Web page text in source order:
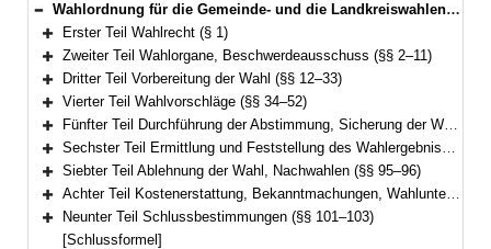
Bereich reduzieren
Wahlordnung für die Gemeinde- und die Landkreiswahlen (Gemeinde- und Landkreiswahlordnung – GLKrWO) Vom 7. November 2006 (GVBl. S. 852) BayRS 2021-1/2-1-I (§§ 1–103)
Bereich erweitern
Erster Teil Wahlrecht (§ 1)
Bereich erweitern
Zweiter Teil Wahlorgane, Beschwerdeausschuss (§§ 2–11)
Bereich erweitern
Dritter Teil Vorbereitung der Wahl (§§ 12–33)
Bereich erweitern
Vierter Teil Wahlvorschläge (§§ 34–52)
Bereich erweitern
Fünfter Teil Durchführung der Abstimmung, Sicherung der Wahlfreiheit, Briefwahl (§§ 53–78)
Bereich erweitern
Sechster Teil Ermittlung und Feststellung des Wahlergebnisses (§§ 79–94)
Bereich erweitern
Siebter Teil Ablehnung der Wahl, Nachwahlen (§§ 95–96)
Bereich erweitern
Achter Teil Kostenerstattung, Bekanntmachungen, Wahlunterlagen (§§ 97–100)
Bereich erweitern
Neunter Teil Schlussbestimmungen (§§ 101–103)
[Schlussformel]